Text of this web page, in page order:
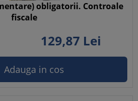
obligatorii. Controale
fiscale
129,87 Lei
Adauga in cos